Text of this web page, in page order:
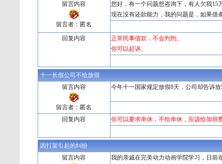
留言内容
留言者：匿名
您好，有一个问题想咨询下，有人欠我15
现在没有还款能力，我的问题是，如果借
回复内容
正常民事借款，不会判刑。
你可以起诉。
十一长假公司不给放假
留言内容
留言者：匿名
今年十一国家规定放假8天，公司却告诉
回复内容 你可以要求串休，不给串休，应该给加班
因打架引起的纠纷
留言内容
我的亲戚在完美动力动画学院学习，日前